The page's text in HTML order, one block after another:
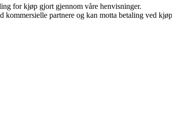
for kjøp gjort gjennom våre henvisninger.
partnere og kan motta betaling ved